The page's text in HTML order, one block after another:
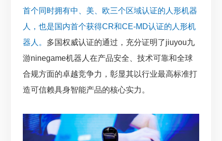
首个同时拥有中、美、欧三个区域认证的人形机器
人，也是国内首个获得CR和CE-MD认证的人形机
器人。 多国权威认证的通过，充分证明了jiuyou九
游ninegame机器人在产品安全、技术可靠和全球
合规方面的卓越竞争力，彰显其以行业最高标准打
造可信赖具身智能产品的核心实力。